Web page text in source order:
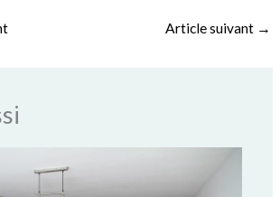
Article suivant →